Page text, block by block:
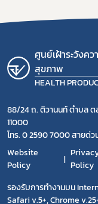
ศูนย์เฝ้าระวัง
สุขภาพ
HEALTH
88/24 ถ. ติวานนท์ ตำบล
11000
โทร. 0 2590 7000 สายด่ว
Website
Policy
Policy
รองรับการทำงานบน
Safari v.5+, Chrome